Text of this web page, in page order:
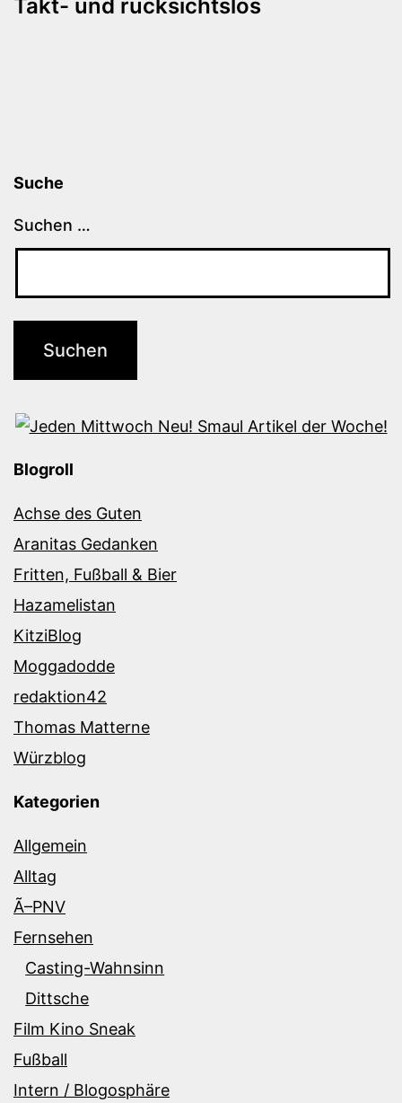
Takt- und rücksichtslos
Suche
Suchen …
Blogroll
Achse des Guten
Aranitas Gedanken
Fritten, Fußball & Bier
Hazamelistan
KitziBlog
Moggadodde
redaktion42
Thomas Matterne
Würzblog
Kategorien
Allgemein
Alltag
Ã–PNV
Fernsehen
Casting-Wahnsinn
Dittsche
Film Kino Sneak
Fußball
Intern / Blogosphäre